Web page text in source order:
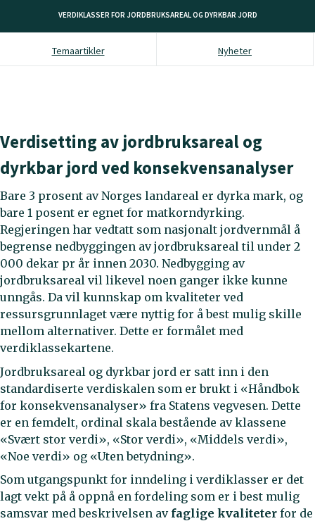
VERDIKLASSER FOR JORDBRUKSAREAL OG DYRKBAR JORD
Temaartikler Nyheter
Verdisetting av jordbruksareal og
dyrkbar jord ved konsekvensanalyser
Bare 3 prosent av Norges landareal er dyrka mark, og
bare 1 posent er egnet for matkorndyrking.
Regjeringen har vedtatt som nasjonalt jordvernmål å
begrense nedbyggingen av jordbruksareal til under 2
000 dekar pr år innen 2030. Nedbygging av
jordbruksareal vil likevel noen ganger ikke kunne
unngås. Da vil kunnskap om kvaliteter ved
ressursgrunnlaget være nyttig for å best mulig skille
mellom alternativer. Dette er formålet med
verdiklassekartene.
Jordbruksareal og dyrkbar jord er satt inn i den
standardiserte verdiskalen som er brukt i «Håndbok
for konsekvensanalyser» fra Statens vegvesen. Dette
er en femdelt, ordinal skala bestående av klassene
«Svært stor verdi», «Stor verdi», «Middels verdi»,
«Noe verdi» og «Uten betydning».
Som utgangspunkt for inndeling i verdiklasser er det
lagt vekt på å oppnå en fordeling som er i best mulig
samsvar med beskrivelsen av faglige kvaliteter for de